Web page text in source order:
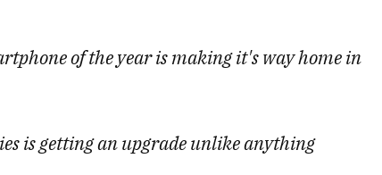
of the year is making it's way home in
is getting an upgrade unlike anything